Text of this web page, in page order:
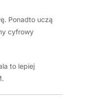
Ponadto uczą
cyfrowy
to lepiej